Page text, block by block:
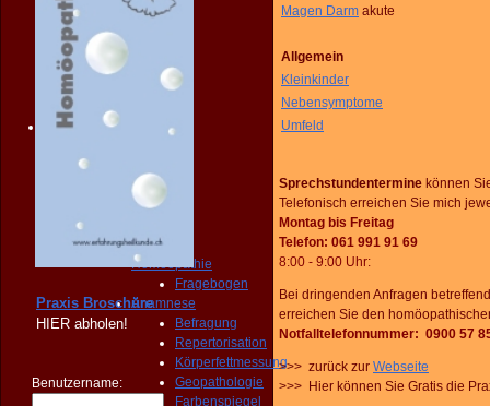
Erreichbarkeit
Fragebogen
Broschüre
Person
KONTAKT
Angebot
Homöopathie
Diagnose
PRAXIS
Homöopathie
Fragebogen
Anamnese
Befragung
Repertorisation
Körperfettmessung
Geopathologie
Farbenspiegel
Praxis Broschüre
HIER abholen!
Benutzername:
Magen Darm akute
Allgemein
Kleinkinder
Nebensymptome
Umfeld
Sprechstundentermine können
Telefonisch erreichen Sie mich
Montag bis Freitag
Telefon: 061 991 91 69
8:00 - 9:00 Uhr:
Bei dringenden Anfragen
erreichen Sie den
Notfalltelefonnummer: 0900 57
>>> zurück zur Webseite
>>> Hier können Sie Gratis die